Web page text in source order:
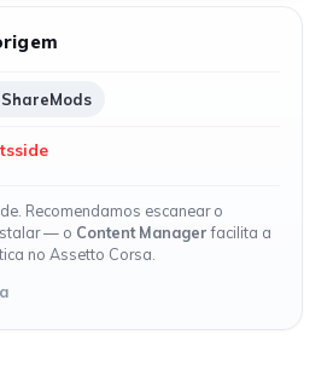
ShareMods
Recomendamos escanear o
— o Content Managerfacilita a
no Assetto Corsa.